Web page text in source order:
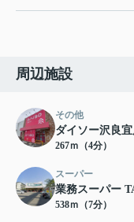
周辺施設
その他
ダイソー沢良
267ｍ（4分）
スーパー
業務スーパー
538ｍ（7分）